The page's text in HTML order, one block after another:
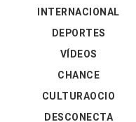
INTERNACIONAL
DEPORTES
VÍDEOS
CHANCE
CULTURAOCIO
DESCONECTA